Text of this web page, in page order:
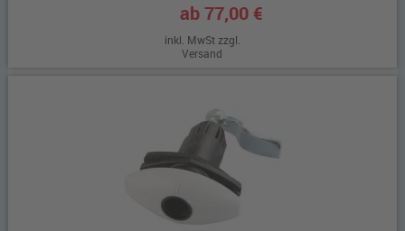
ab 77,00 €
inkl. MwSt zzgl.
Versand